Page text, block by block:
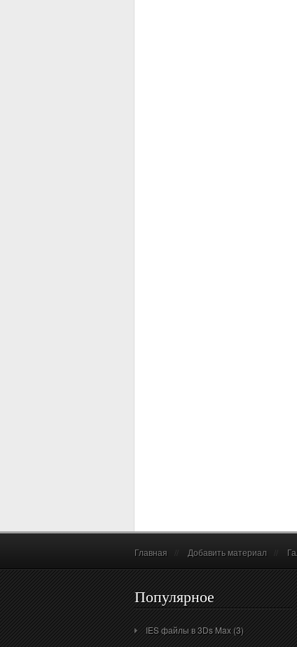
Главная Добавить материал
Популярное
IES файлы в 3Ds Max (3)